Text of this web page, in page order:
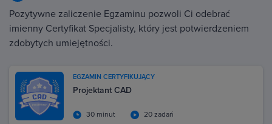
Pozytywne zaliczenie Egzaminu pozwoli Ci odebrać
imienny Certyfikat Specjalisty, który jest potwierdzeniem
zdobytych umiejętności.
EGZAMIN CERTYFIKUJĄCY
Projektant CAD
30 minut 20 zadań